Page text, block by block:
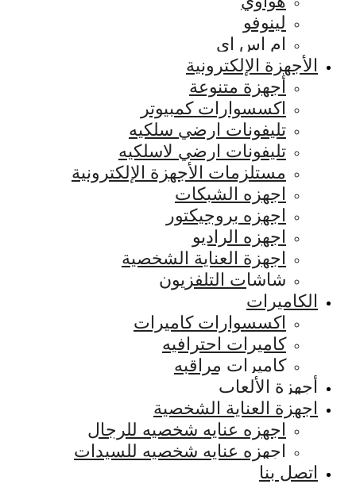
لينوفو
ام اس اي
الأجهزة الإلكترونية
أجهزة متنوعة
اكسسوارات كمبيوتر
تليفونات ارضي سلكيه
تليفونات ارضي لاسلكيه
مستلزمات الأجهزة الإلكترونية
اجهزه الشبكات
اجهزه بروجيكتور
اجهزه الراديو
اجهزة العناية الشخصية
شاشات التلفزيون
الكاميرات
اكسسوارات كاميرات
كاميرات احترافيه
كاميرات مراقبه
أجهزة الألعاب
اجهزة العناية الشخصية
اجهزه عنايه شخصيه للرجال
اجهزه عنايه شخصيه للسيدات
اتصل بنا